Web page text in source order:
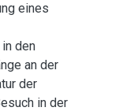
eines
den
an der
der
in der